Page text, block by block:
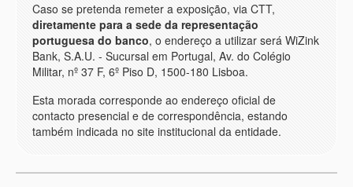
Caso se pretenda remeter a exposição, via CTT,
diretamente para a sede da representação
portuguesa do banco, o endereço a utilizar será WiZink
Bank, S.A.U. - Sucursal em Portugal, Av. do Colégio
Militar, nº 37 F, 6º Piso D, 1500-180 Lisboa.
Esta morada corresponde ao endereço oficial de
contacto presencial e de correspondência, estando
também indicada no site institucional da entidade.